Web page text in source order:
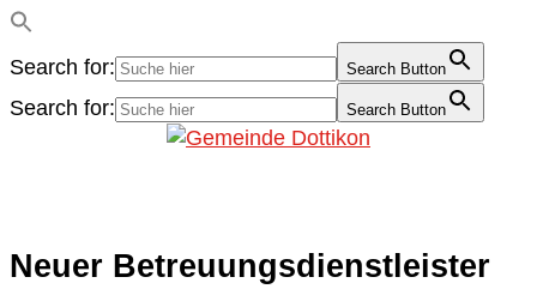
Search for: Search Button
Search for: Search Button
Neuer Betreuungsdienstleister